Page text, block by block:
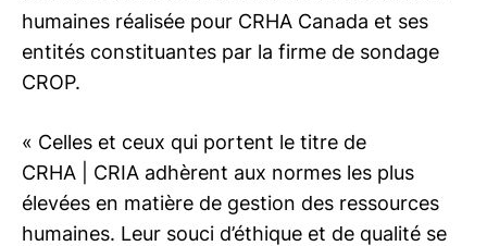
humaines réalisée pour CRHA Canada et ses
entités constituantes par la firme de sondage
CROP.
« Celles et ceux qui portent le titre de
CRHA | CRIA adhèrent aux normes les plus
élevées en matière de gestion des ressources
humaines. Leur souci d’éthique et de qualité se